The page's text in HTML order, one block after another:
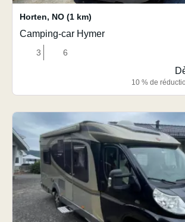
Horten, NO (1 km)
Camping-car Hymer
3 6
10 % de